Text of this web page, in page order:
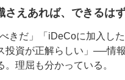
えあれば、できるはず
きだ」「iDeCoに加入し
投資が正解らしい」──情
理屈も分かっている。